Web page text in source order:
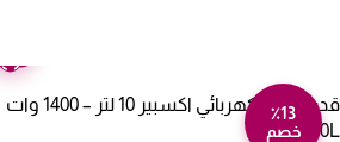
٪13
خصم
قدر ضغط كهربائي اكسبير 10 لتر – 1400 وات
XPC-14-10L